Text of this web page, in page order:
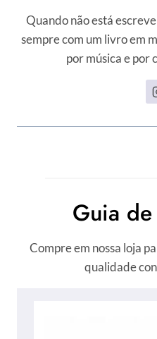
Quando não está
sempre com um livro em
por música e por
Guia
Compre em nossa loja
qualidade